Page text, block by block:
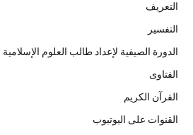
التعريف
التفسير
الدورة الصيفية لإعداد طالب العلوم الإسلامية
الفتاوى
القرآن الكريم
القنوات على اليوتيوب